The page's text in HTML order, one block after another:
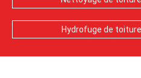
Hydrofuge de